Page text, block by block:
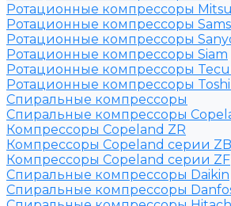
Ротационные компрессоры
Ротационные компрессоры
Ротационные компрессоры
Ротационные компрессоры Siam
Ротационные компрессоры
Ротационные компрессоры
Спиральные компрессоры
Спиральные компрессоры
Компрессоры Copeland ZR
Компрессоры Copeland серии ZB
Компрессоры Copeland серии ZF
Спиральные компрессоры Daikin
Спиральные компрессоры